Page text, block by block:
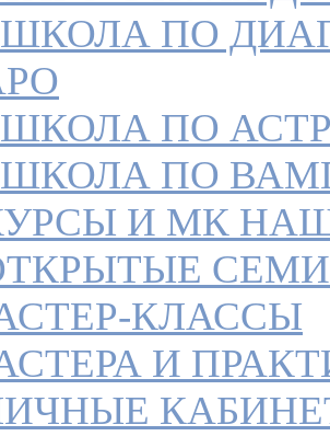
ШКОЛА ПО
ШКОЛА ПО
ШКОЛА ПО
КЛАССЫ
И